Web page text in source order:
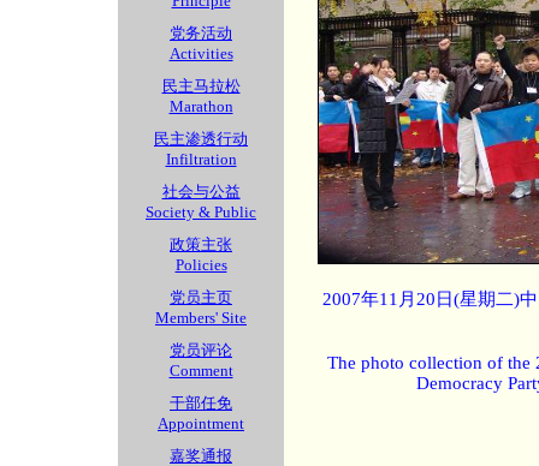
党务活动
Activities
民主马拉松
Marathon
民主渗透行动
Infiltration
社会与公益
Society & Public
政策主张
Policies
党员主页
Members' Site
党员评论
Comment
干部任免
Appointment
嘉奖通报
2007年11月20日(星期二)
The photo collection of the
Democracy